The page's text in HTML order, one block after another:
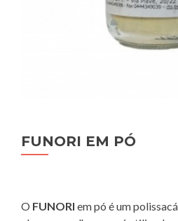
FUNORI EM PÓ
O FUNORI em pó é um